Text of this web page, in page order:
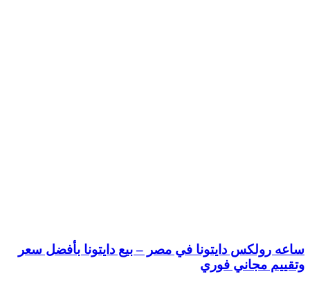
ساعه رولكس دايتونا في مصر – بيع دايتونا بأفضل سعر
وتقييم مجاني فوري